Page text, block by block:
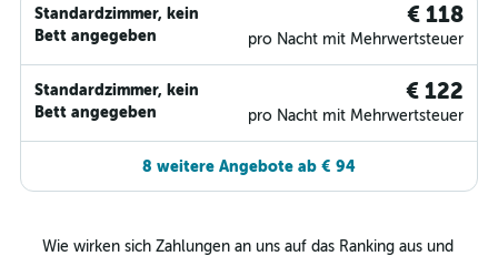
Standardzimmer, kein
Bett angegeben
€ 118
pro Nacht mit Mehrwertsteuer
Standardzimmer, kein
Bett angegeben
€ 122
pro Nacht mit Mehrwertsteuer
8 weitere Angebote ab € 94
Wie wirken sich Zahlungen an uns auf das Ranking aus und